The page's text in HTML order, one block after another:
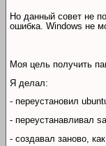
Но данный совет не
ошибка. Windows не
Моя цель получить
Я делал:
- переустановил
- переустанавливал
- создавал заново,